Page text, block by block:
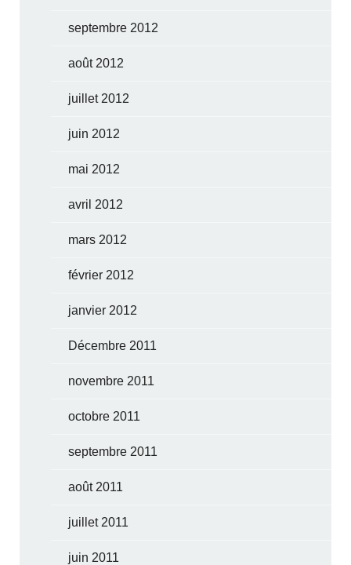
septembre 2012
août 2012
juillet 2012
juin 2012
mai 2012
avril 2012
mars 2012
février 2012
janvier 2012
Décembre 2011
novembre 2011
octobre 2011
septembre 2011
août 2011
juillet 2011
juin 2011